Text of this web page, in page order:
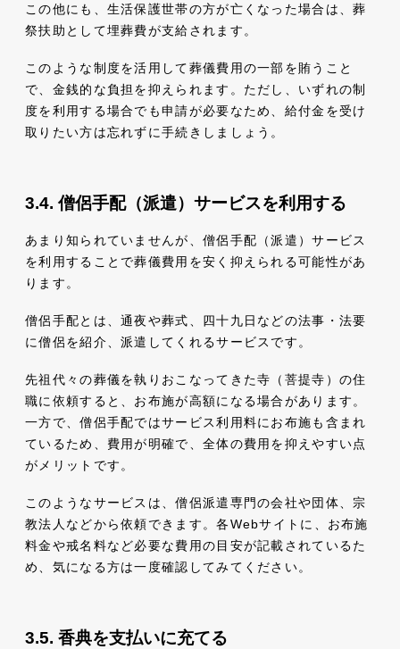
この他にも、生活保護世帯の方が亡くなった場合は、葬
祭扶助として埋葬費が支給されます。
このような制度を活用して葬儀費用の一部を賄うこと
で、金銭的な負担を抑えられます。ただし、いずれの制
度を利用する場合でも申請が必要なため、給付金を受け
取りたい方は忘れずに手続きしましょう。
僧侶手配（派遣）サービスを利用する
あまり知られていませんが、僧侶手配（派遣）サービス
を利用することで葬儀費用を安く抑えられる可能性があ
ります。
僧侶手配とは、通夜や葬式、四十九日などの法事・法要
に僧侶を紹介、派遣してくれるサービスです。
先祖代々の葬儀を執りおこなってきた寺（菩提寺）の住
職に依頼すると、お布施が高額になる場合があります。
一方で、僧侶手配ではサービス利用料にお布施も含まれ
ているため、費用が明確で、全体の費用を抑えやすい点
がメリットです。
このようなサービスは、僧侶派遣専門の会社や団体、宗
教法人などから依頼できます。各Webサイトに、お布施
料金や戒名料など必要な費用の目安が記載されているた
め、気になる方は一度確認してみてください。
香典を支払いに充てる